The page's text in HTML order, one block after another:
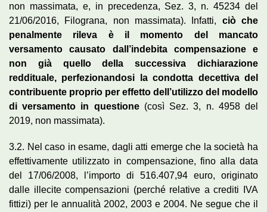
non massimata, e, in precedenza, Sez. 3, n. 45234 del
21/06/2016, Filograna, non massimata). Infatti, ciò che
penalmente rileva è il momento del mancato
versamento causato dall’indebita compensazione e
non già quello della successiva dichiarazione
reddituale, perfezionandosi la condotta decettiva del
contribuente proprio per effetto dell’utilizzo del modello
di versamento in questione(così Sez. 3, n. 4958 del
2019, non massimata).
3.2. Nel caso in esame, dagli atti emerge che la società ha
effettivamente utilizzato in compensazione, fino alla data
del 17/06/2008, l’importo di 516.407,94 euro, originato
dalle illecite compensazioni (perché relative a crediti IVA
fittizi) per le annualità 2002, 2003 e 2004. Ne segue che il